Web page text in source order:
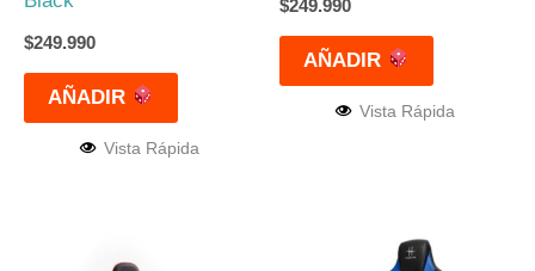
$249.990
AÑADIR
Vista Rápida
$249.990
AÑADIR
Vista Rápida